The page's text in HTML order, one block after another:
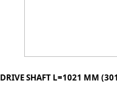
DRIVE SHAFT L=1021 MM